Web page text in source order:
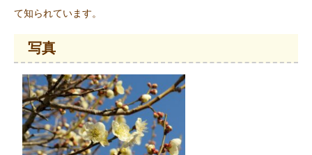
て知られています。
写真